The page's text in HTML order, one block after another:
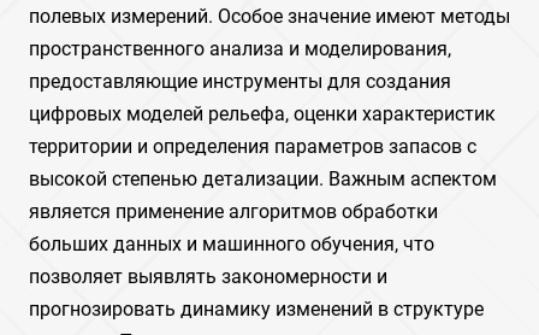
полевых измерений. Особое значение имеют методы
пространственного анализа и моделирования,
предоставляющие инструменты для создания
цифровых моделей рельефа, оценки характеристик
территории и определения параметров запасов с
высокой степенью детализации. Важным аспектом
является применение алгоритмов обработки
больших данных и машинного обучения, что
позволяет выявлять закономерности и
прогнозировать динамику изменений в структуре